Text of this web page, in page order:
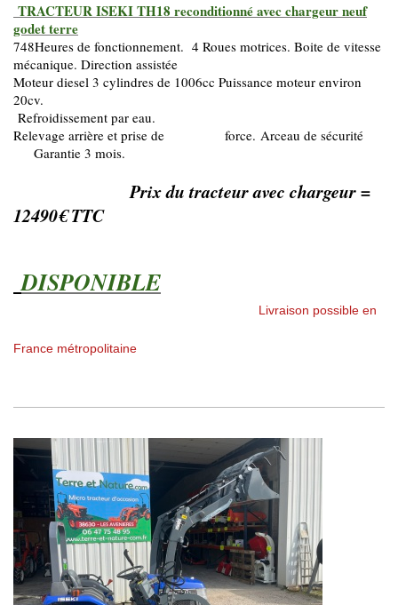
TRACTEUR ISEKI TH18 reconditionné avec chargeur neuf
godet terre
748Heures de fonctionnement. 4 Roues motrices. Boite de vitesse
mécanique. Direction assistée
Moteur diesel 3 cylindres de 1006cc Puissance moteur environ
20cv.
Refroidissement par eau.
Relevage arrière et prise de force. Arceau de sécurité
Garantie 3 mois.
Prix du tracteur avec chargeur =
12490€ TTC
DISPONIBLE
Livraison possible en
France métropolitaine